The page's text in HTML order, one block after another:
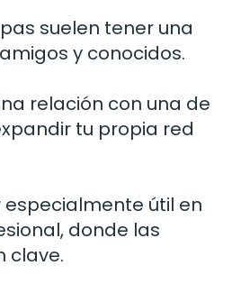
suelen tener una
y conocidos.
relación con una de
tu propia red
especialmente útil en
donde las
clave.